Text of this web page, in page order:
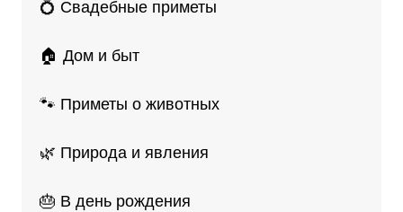
💍 Свадебные приметы
🏠 Дом и быт
🐾 Приметы о животных
🌿 Природа и явления
🎂 В день рождения